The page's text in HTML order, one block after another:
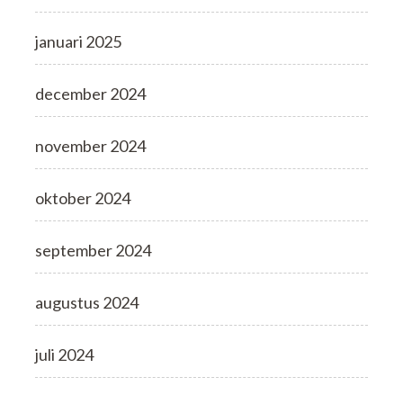
januari 2025
december 2024
november 2024
oktober 2024
september 2024
augustus 2024
juli 2024